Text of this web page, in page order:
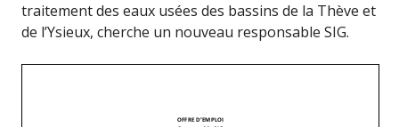
traitement des eaux usées des bassins de la Thève et
de l’Ysieux, cherche un nouveau responsable SIG.